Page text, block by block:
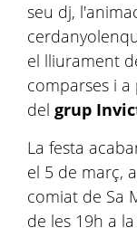
seu dj,
el lliurament
comparses i
del grup
La festa
el 5 de març,
comiat de Sa
de les 19h a la